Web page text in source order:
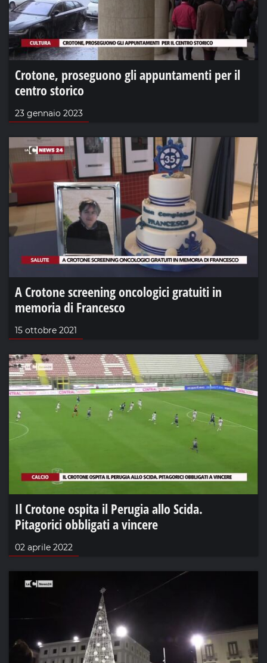
Crotone, proseguono gli appuntamenti per il
centro storico
23 gennaio 2023
A Crotone screening oncologici gratuiti in
memoria di Francesco
15 ottobre 2021
Il Crotone ospita il Perugia allo Scida.
Pitagorici obbligati a vincere
02 aprile 2022